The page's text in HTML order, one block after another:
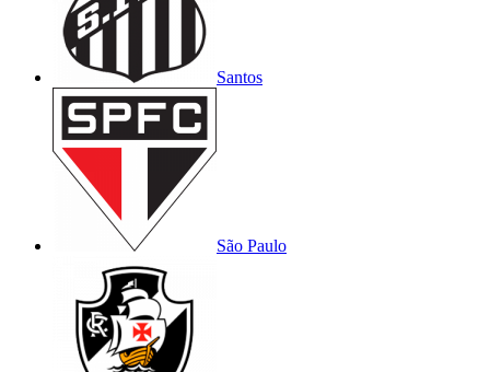
Santos
São Paulo